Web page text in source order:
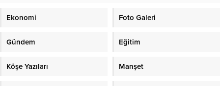
Ekonomi Foto Galeri
Gündem Eğitim
Köşe Yazıları Manşet